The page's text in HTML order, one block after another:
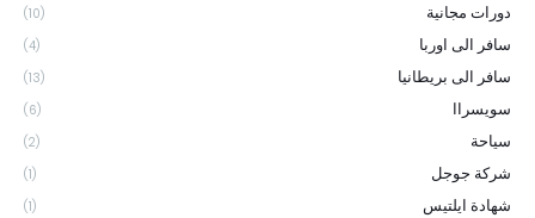
دورات مجانية (10)
سافر الى اوربا (4)
سافر الى بريطانيا (13)
سويسراا (6)
سياحة (2)
شركة جوجل (1)
شهادة ايلتيس (1)